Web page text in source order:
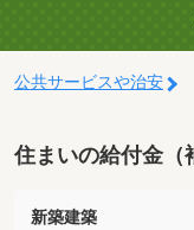
公共サービスや治安
住まいの給付金（
新築建築